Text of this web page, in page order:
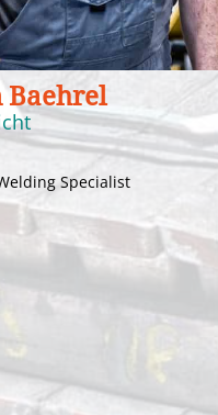
Baehrel
Specialist